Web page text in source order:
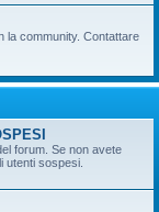
la community. Contattare
forum. Se non avete
utenti sospesi.